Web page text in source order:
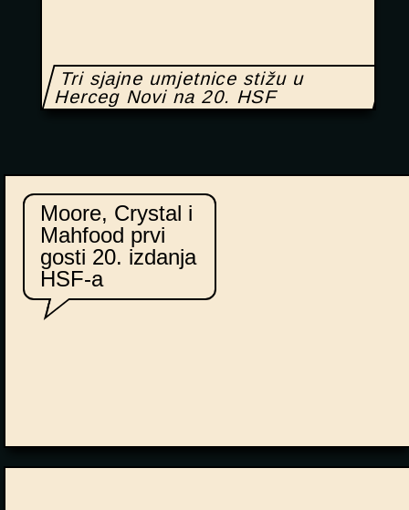
Tri sjajne umjetnice stižu u
Herceg Novi na 20. HSF
Moore, Crystal i
Mahfood prvi
gosti 20. izdanja
HSF-a